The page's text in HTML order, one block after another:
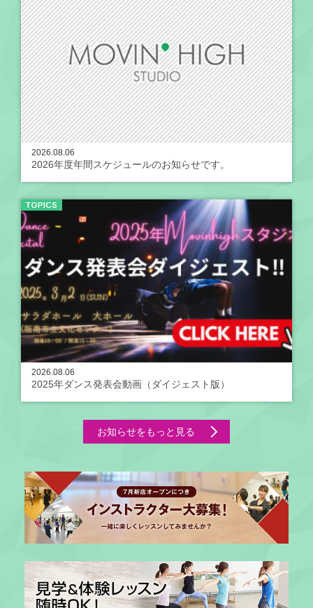
2026.08.06
2026年度年間スケジュールのお知らせです。
2026.08.06
2025年ダンス発表会動画（ダイジェスト版）
お知らせをもっと見る